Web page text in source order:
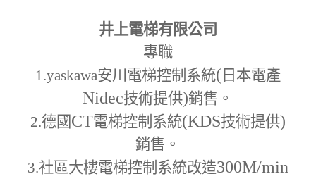
井上電梯有限公司
專職
1.yaskawa安川電梯控制系統( 日本電產
Nidec技術提供)銷售。
2.德國 CT電梯控制系統(KDS技術提供)
銷售。
3.社區大樓電梯控制系統改造300M/min